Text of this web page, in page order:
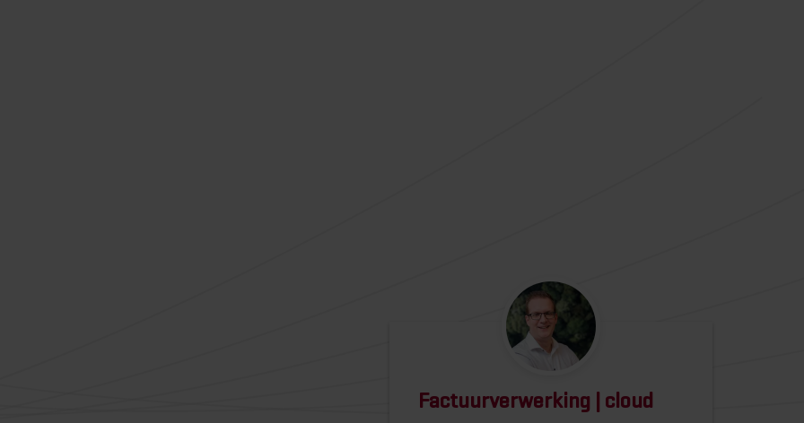
Factuurverwerking | cloud